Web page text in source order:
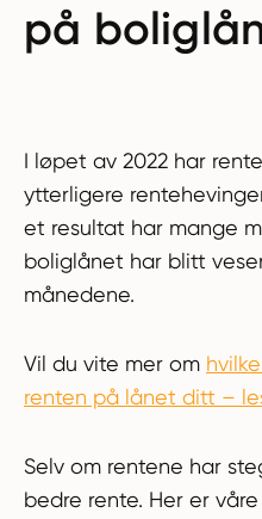
på
I løpet av 2022 har
ytterligere
et resultat har mange
boliglånet har blitt
månedene.
Vil du vite mer om
renten på lånet ditt –
Selv om rentene har
bedre rente. Her er